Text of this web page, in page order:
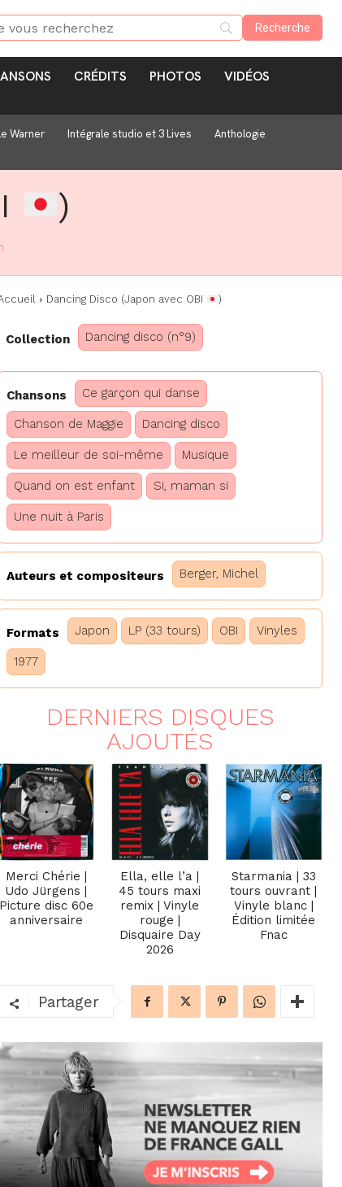
CRÉDITS PHOTOS
VIDÉOS
Warner Intégrale studio et 3 Lives
Anthologie
)
Dancing Disco (Japon avec OBI )
Collection Dancing disco (n°9)
Chansons Ce garçon qui danse
Chanson de Maggie Dancing disco
Le meilleur de soi-même Musique
Quand on est enfant Si, maman si
Une nuit à Paris
Auteurs et compositeurs Berger, Michel
Formats Japon LP (33 tours) OBI Vinyles
1977
DERNIERS DISQUES
AJOUTÉS
Merci Chérie |
Udo Jürgens |
Picture disc 60e
anniversaire
Ella, elle l’a |
45 tours maxi
remix | Vinyle
rouge |
Disquaire Day
2026
Starmania | 33
tours ouvrant |
Vinyle blanc |
Édition limitée
Fnac
Partager